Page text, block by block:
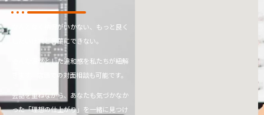
なんとなく納得がいかない、もっと良く
したいけれど言葉にできない。
そんな漠然とした違和感を私たちが紐解
きます。店頭での対面相談も可能です。
会話を重ねながら、あなたも気づかなか
った「理想の仕上がり」を一緒に見つけ